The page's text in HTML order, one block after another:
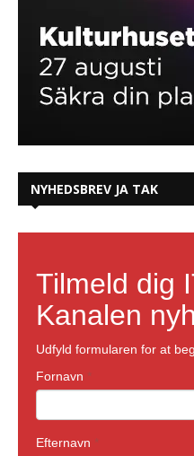
NYHEDSBREV JA TAK